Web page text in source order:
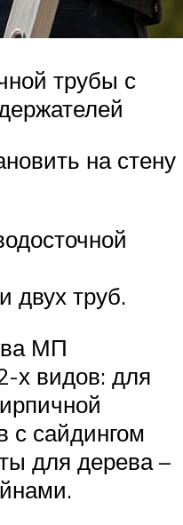
трубы с
на стену
двух труб.
МП
х видов: для
с сайдингом
для дерева –